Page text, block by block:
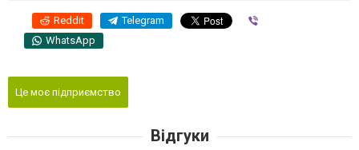
Reddit Telegram
WhatsApp
Це моє підприємство
Відгуки